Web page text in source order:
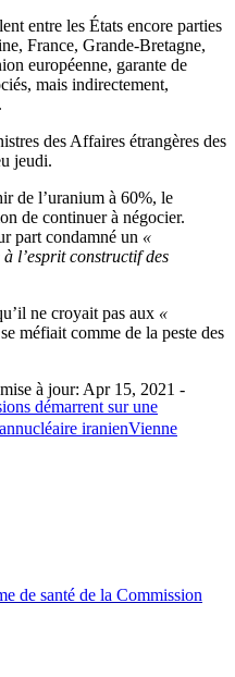
entre les États encore parties
France, Grande-Bretagne,
européenne, garante de
mais indirectement,
des Affaires étrangères des
jeudi.
de l’uranium à 60%, le
de continuer à négocier.
part condamné un «
l’esprit constructif des
ne croyait pas aux «
méfiait comme de la peste des
démarrent sur une
à jour: Apr 15, 2021 -
nucléaire iranienVienne
de santé de la Commission